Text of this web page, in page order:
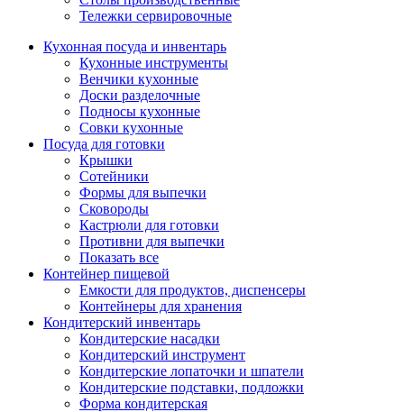
Тележки сервировочные
Кухонная посуда и инвентарь
Кухонные инструменты
Венчики кухонные
Доски разделочные
Подносы кухонные
Совки кухонные
Посуда для готовки
Крышки
Сотейники
Формы для выпечки
Сковороды
Кастрюли для готовки
Противни для выпечки
Показать все
Контейнер пищевой
Емкости для продуктов, диспенсеры
Контейнеры для хранения
Кондитерский инвентарь
Кондитерские насадки
Кондитерский инструмент
Кондитерские лопаточки и шпатели
Кондитерские подставки, подложки
Форма кондитерская